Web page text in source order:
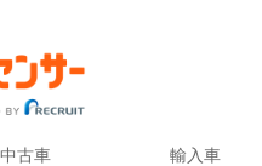
中古車 輸入車